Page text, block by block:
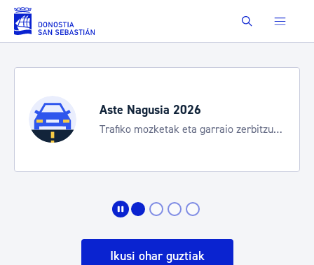
Eduki nagusira joan Buscar
Aste Nagusia 2026
Trafiko mozketak eta garraio zerbitzu
Ikusi ohar guztiak